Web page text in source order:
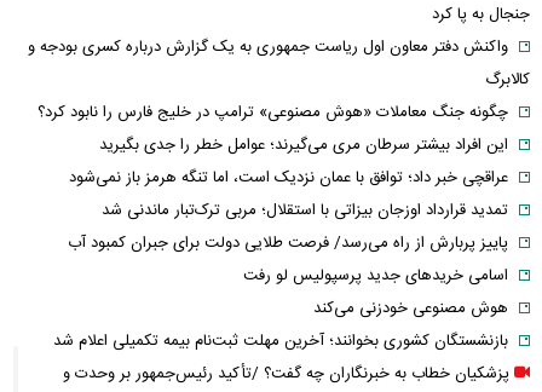
جنجال به پا کرد
واکنش دفتر معاون اول ریاست جمهوری به یک گزارش درباره کسری بودجه و
کالابرگ
چگونه جنگ معاملات «هوش مصنوعی» ترامپ در خلیج فارس را نابود کرد؟
این افراد بیشتر سرطان مری می‌گیرند؛ عوامل خطر را جدی بگیرید
عراقچی خبر داد؛ توافق با عمان نزدیک است، اما تنگه هرمز باز نمی‌شود
تمدید قرارداد اوزجان بیزاتی با استقلال؛ مربی ترک‌تبار ماندنی شد
پاییز پربارش از راه می‌رسد/ فرصت طلایی دولت برای جبران کمبود آب
اسامی خریدهای جدید پرسپولیس لو رفت
هوش مصنوعی خودزنی می‌کند
بازنشستگان کشوری بخوانند؛ آخرین مهلت ثبت‌نام بیمه تکمیلی اعلام شد
پزشکیان خطاب به خبرنگاران چه گفت؟ /تأکید رئیس‌جمهور بر وحدت و